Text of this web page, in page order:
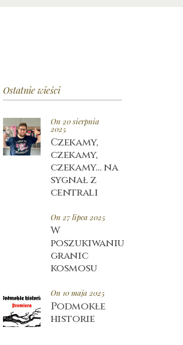
Ostatnie wieści
On 20 sierpnia
2025
Czekamy,
czekamy,
czekamy… na
sygnał z
centrali
On 27 lipca 2025
W
poszukiwaniu
granic
kosmosu
On 10 maja 2025
Podmokłe
historie